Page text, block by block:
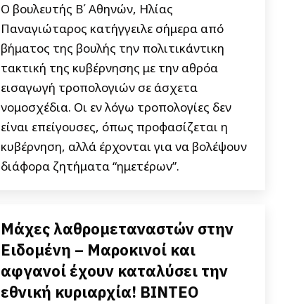
Ο βουλευτής Β΄ Αθηνών, Ηλίας
Παναγιώταρος κατήγγειλε σήμερα από
βήματος της βουλής την πολιτικάντικη
τακτική της κυβέρνησης με την αθρόα
εισαγωγή τροπολογιών σε άσχετα
νομοσχέδια. Οι εν λόγω τροπολογίες δεν
είναι επείγουσες, όπως προφασίζεται η
κυβέρνηση, αλλά έρχονται για να βολέψουν
διάφορα ζητήματα “ημετέρων”.
Μάχες λαθρομεταναστών στην
Ειδομένη – Μαροκινοί και
αφγανοί έχουν καταλύσει την
εθνική κυριαρχία! ΒΙΝΤΕΟ